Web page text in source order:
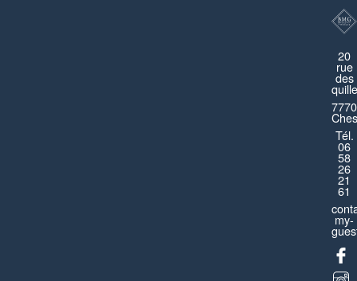
20
rue
des
Tél.
06
58
26
21
61
my-